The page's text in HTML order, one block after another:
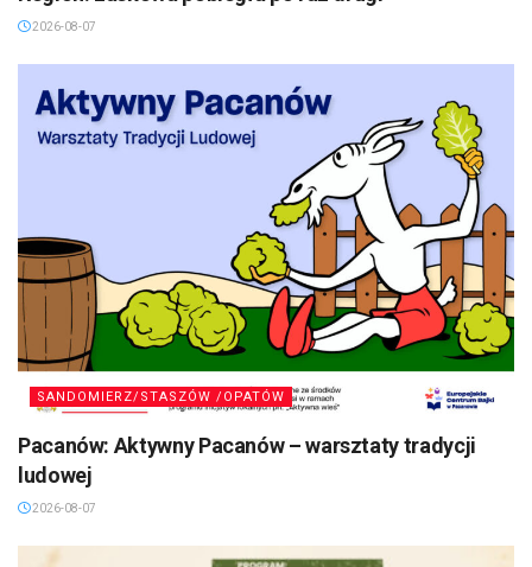
2026-08-07
SANDOMIERZ/STASZÓW /OPATÓW
Pacanów: Aktywny Pacanów – warsztaty tradycji
ludowej
2026-08-07